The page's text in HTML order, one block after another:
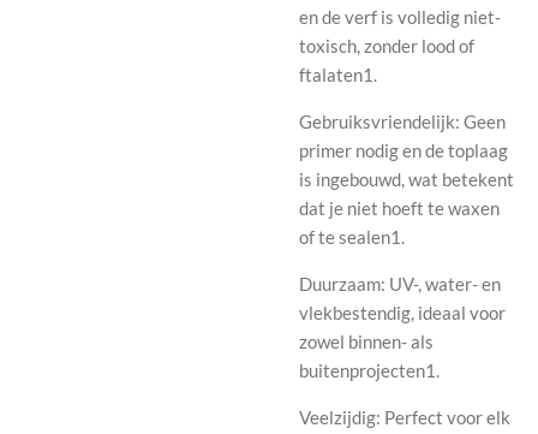
en de verf is volledig niet-
toxisch, zonder lood of
ftalaten1.
Gebruiksvriendelijk: Geen
primer nodig en de toplaag
is ingebouwd, wat betekent
dat je niet hoeft te waxen
of te sealen1.
Duurzaam: UV-, water- en
vlekbestendig, ideaal voor
zowel binnen- als
buitenprojecten1.
Veelzijdig: Perfect voor elk